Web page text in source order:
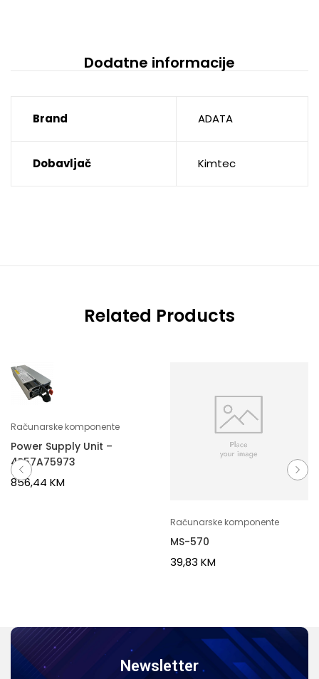
Dodatne informacije
Brand ADATA
Dobavljač Kimtec
Related Products
Računarske komponente
Power Supply Unit –
4P57A75973
856,44 KM
Računarske komponente
MS-570
39,83 KM
Newsletter